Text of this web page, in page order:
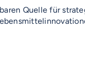
Quelle für